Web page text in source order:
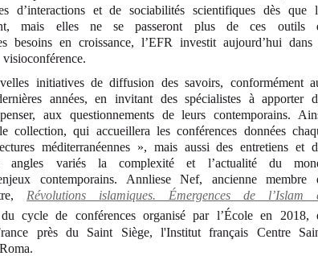
d’interactions et de sociabilités scientifiques dès que
mais elles ne se passeront plus de ces outils
besoins en croissance, l’EFR investit aujourd’hui dans
initiatives de diffusion des savoirs, conformément
années, en invitant des spécialistes à apporter
aux questionnements de leurs contemporains.
collection, qui accueillera les conférences données
méditerranéennes », mais aussi des entretiens et
angles variés la complexité et l’actualité du
contemporains. Annliese Nef, ancienne membre
Révolutions islamiques. Émergences de l’Islam
cycle de conférences organisé par l’École en 2018,
près du Saint Siège, l'Institut français Centre